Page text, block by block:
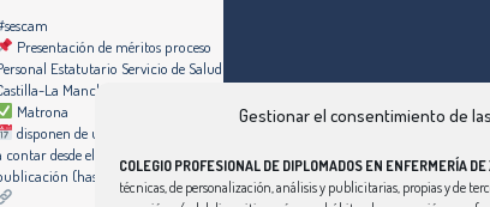
Gestionar el consentimiento de
COLEGIO PROFESIONAL DE DIPLOMADOS EN ENFERMERÍA DE
técnicas, de personalización, análisis y publicitarias, propias y de
Presentación de méritos proceso
Estatutario Servicio de Salud de
La Mancha
Matrona
disponen de un plazo de diez días hábiles,
contar desde el día siguiente al de la
(hasta el 30 de julio de 2026)